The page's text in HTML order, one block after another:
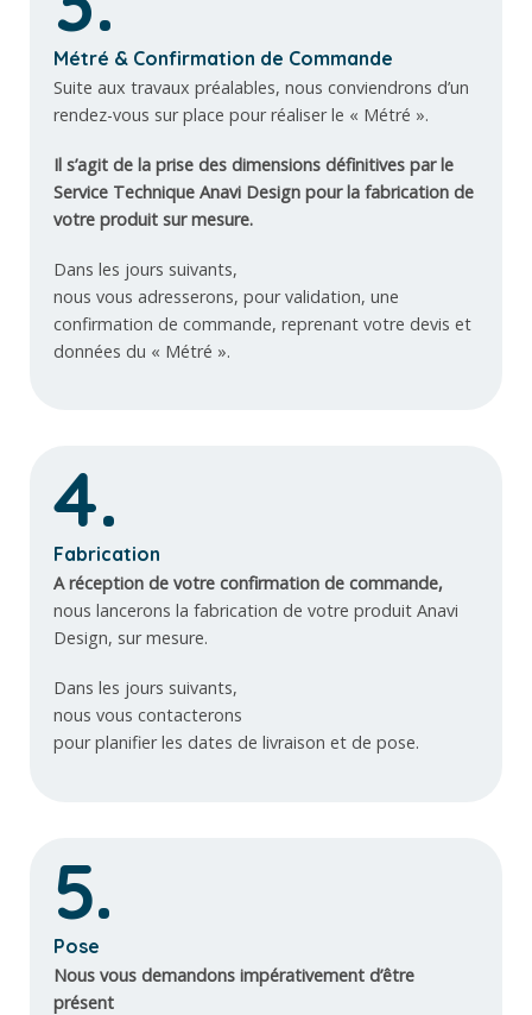
Métré & Confirmation de Commande
Suite aux travaux préalables, nous conviendrons d’un
rendez-vous sur place pour réaliser le « Métré ».
Il s’agit de la prise des dimensions définitives par le
Service Technique Anavi Design pour la fabrication de
votre produit sur mesure.
Dans les jours suivants,
nous vous adresserons, pour validation, une
confirmation de commande, reprenant votre devis et
données du « Métré ».
4.
Fabrication
A réception de votre confirmation de commande,
nous lancerons la fabrication de votre produit Anavi
Design, sur mesure.
Dans les jours suivants,
nous vous contacterons
pour planifier les dates de livraison et de pose.
5.
Pose
Nous vous demandons impérativement d’être
présent